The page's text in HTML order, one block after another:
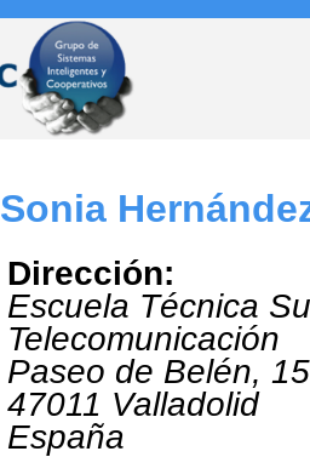
Sonia
Dirección:
Escuela Técnica
Telecomunicación
Paseo de Belén,
47011 Valladolid
España